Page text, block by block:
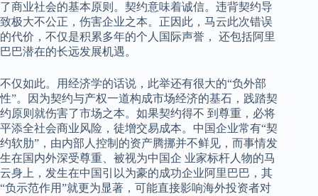
了商业社会的基本原则。契约意味着诚信。违背契约导
致极大不公正，伤害企业之本。正因此，马云此次错误
的代价，不仅是积累多年的个人国际声誉， 还包括阿里
巴巴潜在的长远发展机遇。
不仅如此。用经济学的话说，此举还有很大的“负外部
性”。因为契约与产权一道构成市场经济的基石，践踏契
约原则就伤害了市场之本。如果契约得不 到尊重，必将
平添全社会商业风险，徒增交易成本。中国企业常有“契
约软肋”，由内部人控制的资产腾挪并不鲜见，而事情发
生在国内外深受尊重、被视为中国企 业家标杆人物的马
云身上，发生在中国引以为豪的成功企业阿里巴巴，其
“负示范作用”就更为显著，可能直接影响海外投资者对